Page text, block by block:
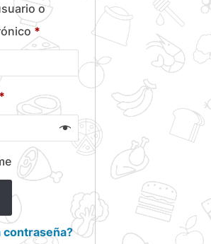
o
* Obligatorio
* Obligatorio
contraseña?